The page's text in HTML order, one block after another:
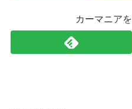
カーマニア